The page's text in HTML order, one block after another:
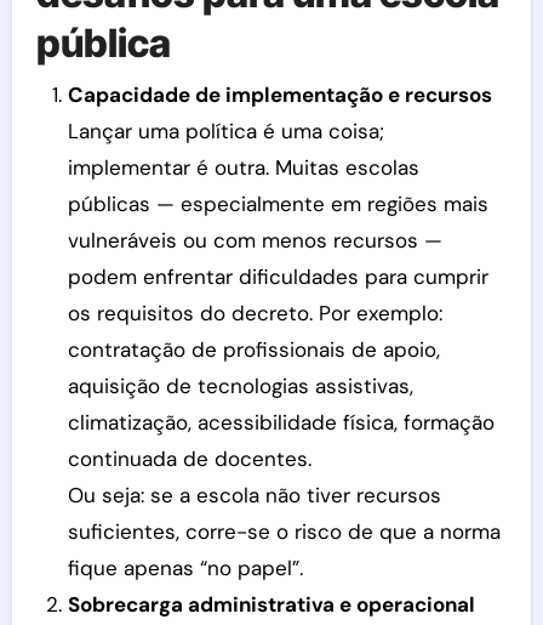
pública
Capacidade de implementação e recursos
Lançar uma política é uma coisa;
implementar é outra. Muitas escolas
públicas — especialmente em regiões mais
vulneráveis ou com menos recursos —
podem enfrentar dificuldades para cumprir
os requisitos do decreto. Por exemplo:
contratação de profissionais de apoio,
aquisição de tecnologias assistivas,
climatização, acessibilidade física, formação
continuada de docentes.
Ou seja: se a escola não tiver recursos
suficientes, corre-se o risco de que a norma
fique apenas “no papel”.
Sobrecarga administrativa e operacional